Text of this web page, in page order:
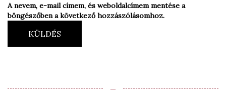
A nevem, e-mail címem, és weboldalcímem mentése a
böngészőben a következő hozzászólásomhoz.
KÜLDÉS
‒